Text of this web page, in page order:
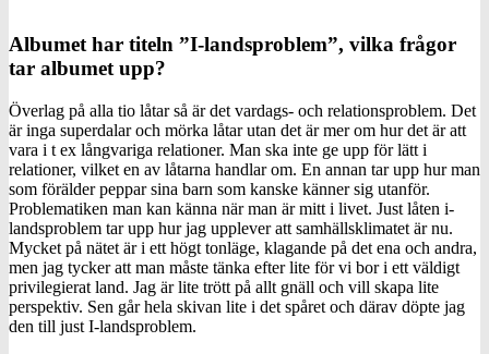
Albumet har titeln ”I-landsproblem”, vilka frågor
tar albumet upp?
Överlag på alla tio låtar så är det vardags- och relationsproblem. Det
är inga superdalar och mörka låtar utan det är mer om hur det är att
vara i t ex långvariga relationer. Man ska inte ge upp för lätt i
relationer, vilket en av låtarna handlar om. En annan tar upp hur man
som förälder peppar sina barn som kanske känner sig utanför.
Problematiken man kan känna när man är mitt i livet. Just låten i-
landsproblem tar upp hur jag upplever att samhällsklimatet är nu.
Mycket på nätet är i ett högt tonläge, klagande på det ena och andra,
men jag tycker att man måste tänka efter lite för vi bor i ett väldigt
privilegierat land. Jag är lite trött på allt gnäll och vill skapa lite
perspektiv. Sen går hela skivan lite i det spåret och därav döpte jag
den till just I-landsproblem.